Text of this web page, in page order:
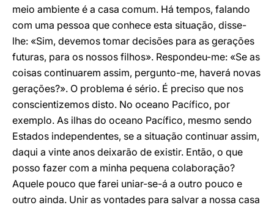
meio ambiente é a casa comum. Há tempos, falando
com uma pessoa que conhece esta situação, disse-
lhe: «Sim, devemos tomar decisões para as gerações
futuras, para os nossos filhos». Respondeu-me: «Se as
coisas continuarem assim, pergunto-me, haverá novas
gerações?». O problema é sério. É preciso que nos
conscientizemos disto. No oceano Pacífico, por
exemplo. As ilhas do oceano Pacífico, mesmo sendo
Estados independentes, se a situação continuar assim,
daqui a vinte anos deixarão de existir. Então, o que
posso fazer com a minha pequena colaboração?
Aquele pouco que farei uniar-se-á a outro pouco e
outro ainda. Unir as vontades para salvar a nossa casa